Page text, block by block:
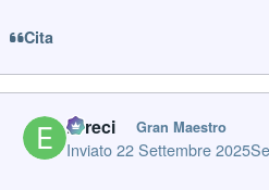
Cita
Erreci Gran Maestro
Inviato22 Settembre 2025